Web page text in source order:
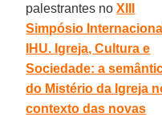
palestrantes noXIII
Simpósio Internacional
IHU. Igreja, Cultura e
Sociedade: a
do Mistério da Igreja
contexto das novas